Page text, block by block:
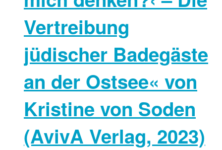
Vertreibung
jüdischer Badegäste
an der Ostsee« von
Kristine von Soden
(AvivA Verlag, 2023)